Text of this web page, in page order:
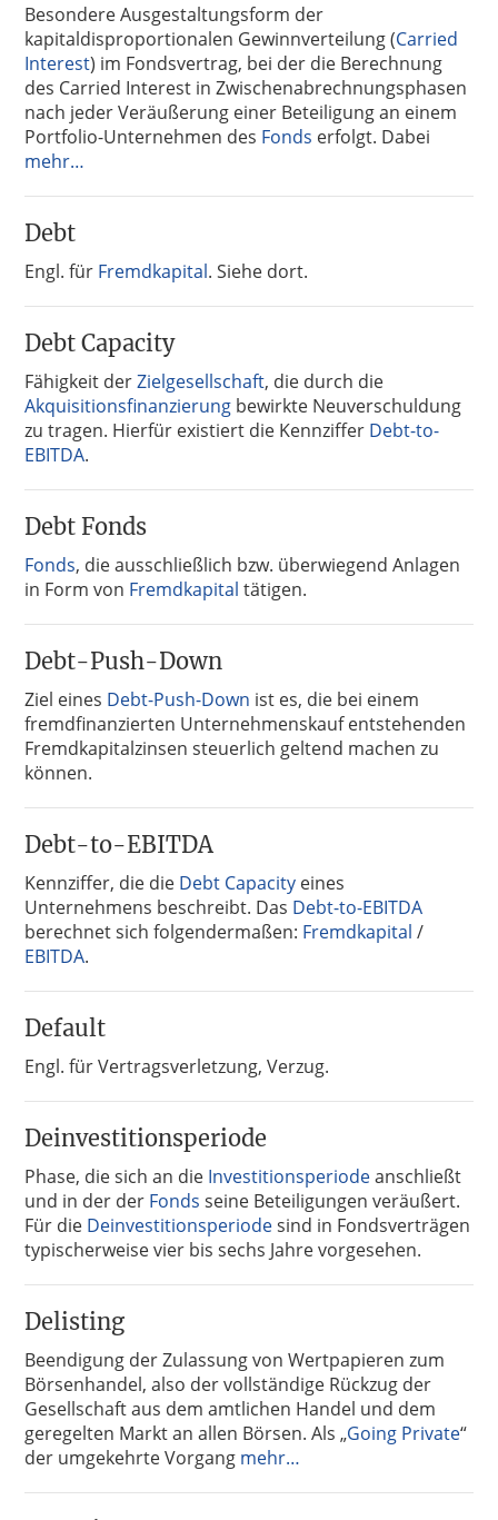
Besondere Ausgestaltungsform der
kapitaldisproportionalen Gewinnverteilung (Carried
Interest) im Fondsvertrag, bei der die Berechnung
des Carried Interest in Zwischenabrechnungsphasen
nach jeder Veräußerung einer Beteiligung an einem
Portfolio-Unternehmen des Fonds erfolgt. Dabei
mehr…
Debt
Engl. für Fremdkapital. Siehe dort.
Debt Capacity
Fähigkeit derZielgesellschaft, die durch die
Akquisitionsfinanzierung bewirkte Neuverschuldung
zu tragen. Hierfür existiert die Kennziffer Debt-to-
EBITDA.
Debt Fonds
Fonds, die ausschließlich bzw. überwiegend Anlagen
in Form von Fremdkapital tätigen.
Debt-Push-Down
Ziel eines Debt-Push-Down ist es, die bei einem
fremdfinanzierten Unternehmenskauf entstehenden
Fremdkapitalzinsen steuerlich geltend machen zu
können.
Debt-to-EBITDA
Kennziffer, die die Debt Capacity eines
Unternehmens beschreibt. Das Debt-to-EBITDA
berechnet sich folgendermaßen: Fremdkapital /
EBITDA.
Default
Engl. für Vertragsverletzung, Verzug.
Deinvestitionsperiode
Phase, die sich an die Investitionsperiodeanschließt
und in der der Fonds seine Beteiligungen veräußert.
Für die Deinvestitionsperiodesind in Fondsverträgen
typischerweise vier bis sechs Jahre vorgesehen.
Delisting
Beendigung der Zulassung von Wertpapieren zum
Börsenhandel, also der vollständige Rückzug der
Gesellschaft aus dem amtlichen Handel und dem
geregelten Markt an allen Börsen. Als „Going Private“
der umgekehrte Vorgang mehr…